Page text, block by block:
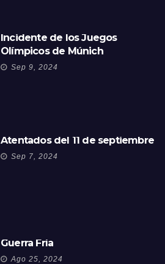
Incidente de los Juegos
Olímpicos de Múnich
Sep 9, 2024
Atentados del 11 de septiembre
Sep 7, 2024
Guerra Fría
Ago 25, 2024